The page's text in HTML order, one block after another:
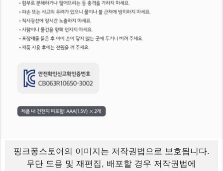
핑크퐁스토어의 이미지는 저작권법으로 보호됩니다.
무단 도용 및 재편집, 배포할 경우 저작권법에